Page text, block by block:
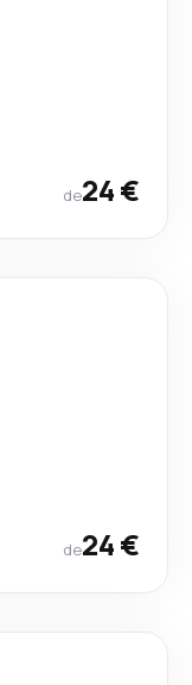
de24 €
de24 €